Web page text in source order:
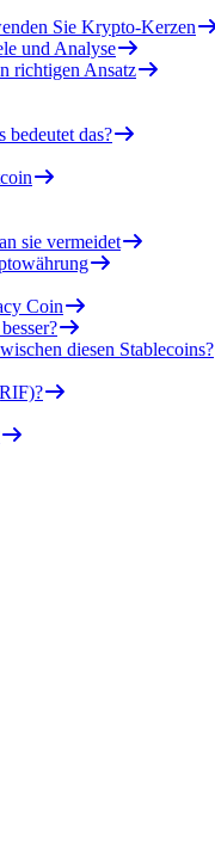
Sie Krypto-Kerzen
und Analyse
richtigen Ansatz
das?
sie vermeidet
Coin
diesen Stablecoins?